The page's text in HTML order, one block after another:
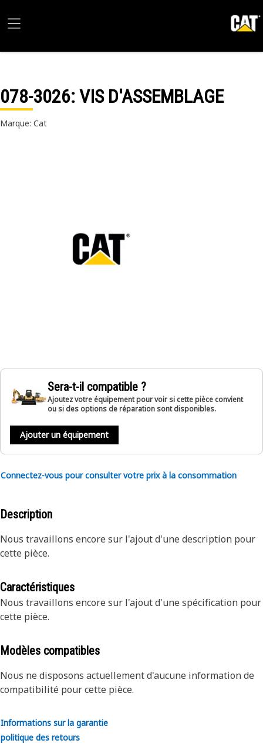
078-3026: VIS D'ASSEMBLAGE
Marque: Cat
Sera-t-il compatible ?
Ajoutez votre équipement pour voir si cette pièce convient
ou si des options de réparation sont disponibles.
Ajouter un équipement
Connectez-vous pour consulter votre prix à la consommation
Description
Nous travaillons encore sur l'ajout d'une description pour
cette pièce.
Caractéristiques
Nous travaillons encore sur l'ajout d'une spécification pour
cette pièce.
Modèles compatibles
Nous ne disposons actuellement d'aucune information de
compatibilité pour cette pièce.
Informations sur la garantie
politique des retours